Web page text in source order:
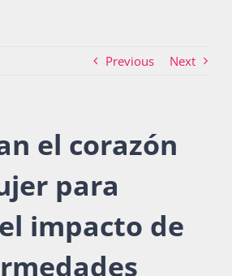
La Boletina
Blog
Recursos
Previous Next
el corazón
para
impacto de